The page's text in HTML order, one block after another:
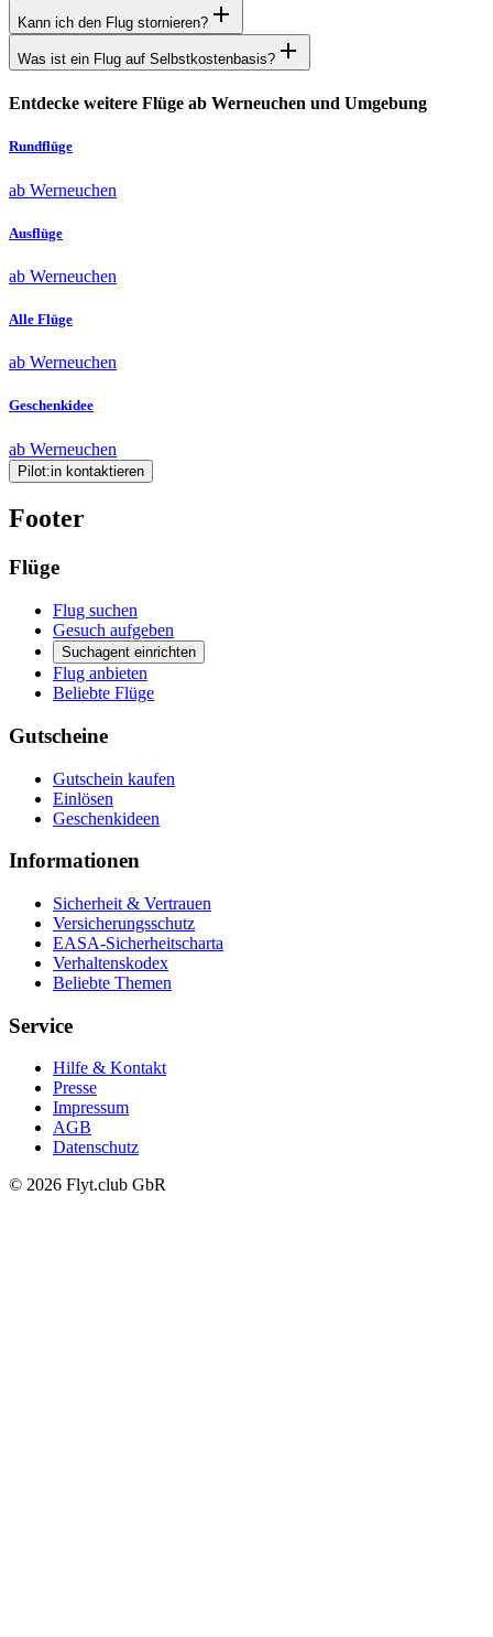
Kann ich den Flug stornieren?
Was ist ein Flug auf Selbstkostenbasis?
Entdecke weitere Flüge ab Werneuchen und Umgebung
Rundflüge
ab Werneuchen
Ausflüge
ab Werneuchen
Alle Flüge
ab Werneuchen
Geschenkidee
ab Werneuchen
Pilot:in kontaktieren
Footer
Flüge
Flug suchen
Gesuch aufgeben
Suchagent einrichten
Flug anbieten
Beliebte Flüge
Gutscheine
Gutschein kaufen
Einlösen
Geschenkideen
Informationen
Sicherheit & Vertrauen
Versicherungsschutz
EASA-Sicherheitscharta
Verhaltenskodex
Beliebte Themen
Service
Hilfe & Kontakt
Presse
Impressum
AGB
Datenschutz
© 2026 Flyt.club GbR